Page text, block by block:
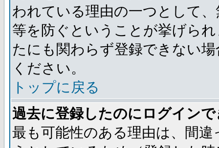
われている理由の一つとして
等を防ぐということが挙げら
たにも関わらず登録できない
ください。
トップに戻る
過去に登録したのにログイン
最も可能性のある理由は、間